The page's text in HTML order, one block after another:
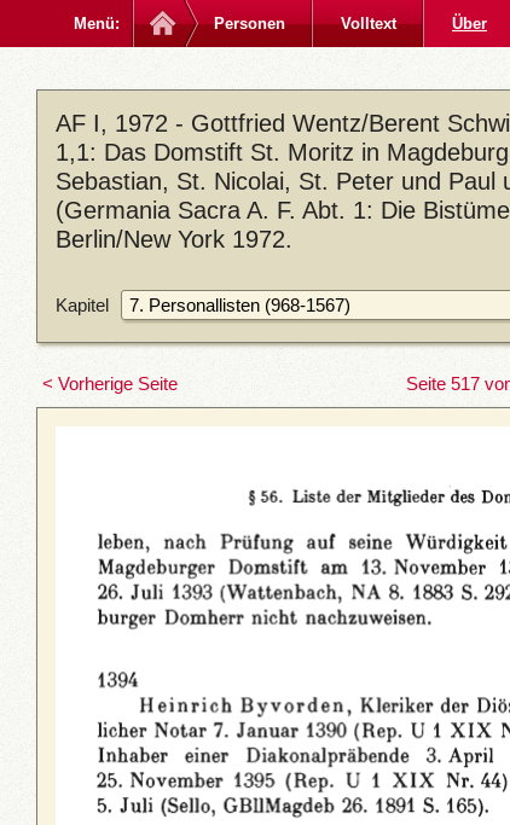
Menü: Personen Volltext Über
AF I, 1972 - Gottfried Wentz/Berent
1,1: Das Domstift St. Moritz in
Sebastian, St. Nicolai, St. Peter und Paul
(Germania Sacra A. F. Abt. 1: Die
Berlin/New York 1972.
Kapitel
< Vorherige Seite Seite 517